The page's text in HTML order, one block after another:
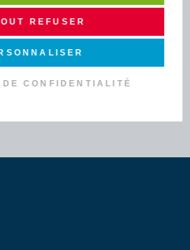
actuelles - Viviers
REFUSER
CONFIDENTIALITÉ